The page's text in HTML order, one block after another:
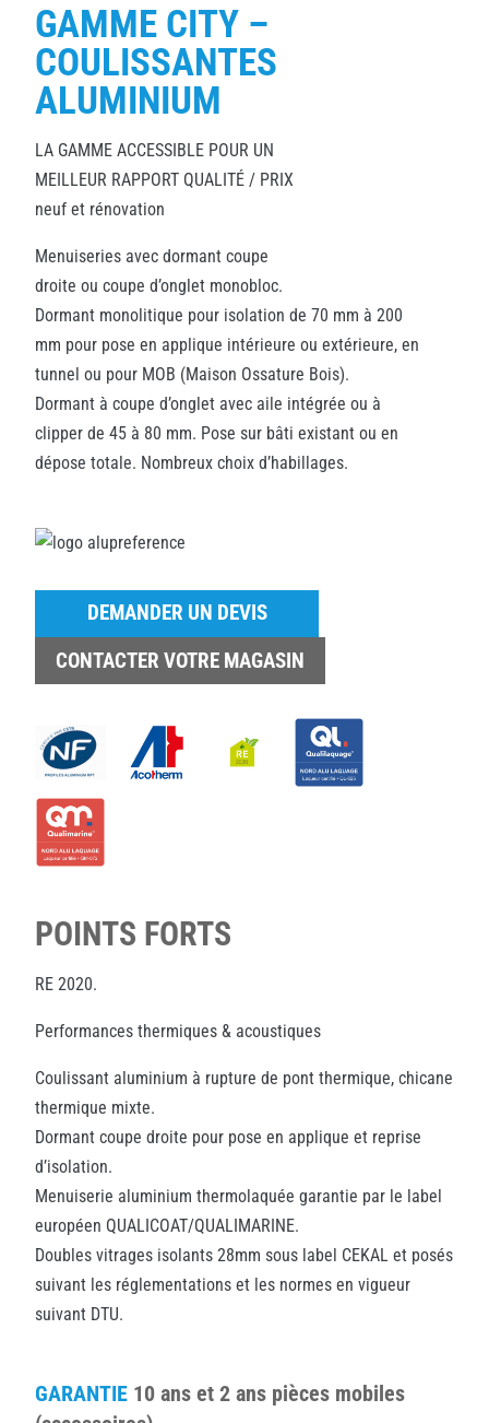
GAMME CITY –
COULISSANTES
ALUMINIUM
LA GAMME ACCESSIBLE POUR UN
MEILLEUR RAPPORT QUALITÉ / PRIX
neuf et rénovation
Menuiseries avec dormant coupe
droite ou coupe d’onglet monobloc.
Dormant monolitique pour isolation de 70 mm à 200
mm pour pose en applique intérieure ou extérieure, en
tunnel ou pour MOB (Maison Ossature Bois).
Dormant à coupe d’onglet avec aile intégrée ou à
clipper de 45 à 80 mm. Pose sur bâti existant ou en
dépose totale. Nombreux choix d’habillages.
DEMANDER UN DEVIS
CONTACTER VOTRE MAGASIN
POINTS FORTS
RE 2020.
Performances thermiques & acoustiques
Coulissant aluminium à rupture de pont thermique, chicane
thermique mixte.
Dormant coupe droite pour pose en applique et reprise
d’isolation.
Menuiserie aluminium thermolaquée garantie par le label
européen QUALICOAT/QUALIMARINE.
Doubles vitrages isolants 28mm sous label CEKAL et posés
suivant les réglementations et les normes en vigueur
suivant DTU.
GARANTIE 10 ans et 2 ans pièces mobiles